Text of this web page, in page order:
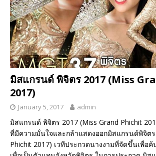
มิสแกรนด์ พิจิตร 2017 (Miss
2017)
January 5, 2017 admin
มิสแกรนด์ พิจิตร 2017 (Miss Grand Phichit
ที่มีความมั่นใจและกล้าแสดงออกมิสแกรนด์พิจิตร
Phichit 2017) เวทีประกวดนางงามที่จัดขึ้นเพื่อ